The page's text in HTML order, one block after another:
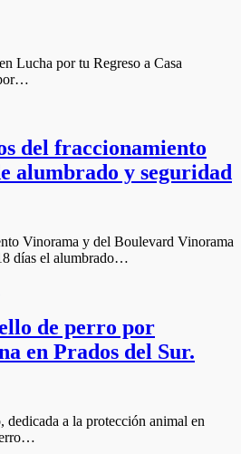
Lucha por tu Regreso a Casa
del fraccionamiento
alumbrado y seguridad
Vinorama y del Boulevard Vinorama
días el alumbrado…
de perro por
en Prados del Sur.
a la protección animal en